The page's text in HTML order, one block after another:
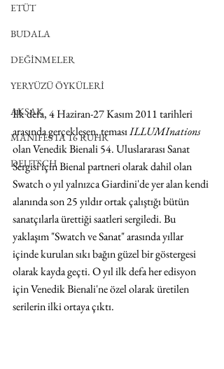
ETÜT
BUDALA
DEĞİNMELER
YERYÜZÜ ÖYKÜLERİ
AKSAK
MANIFESTA 16 RUHR
DEUTSCH
İlk defa, 4 Haziran-27 Kasım 2011 tarihleri
arasında gerçekleşen, teması ILLUMInations
olan Venedik Bienali 54. Uluslararası Sanat
Sergisi için Bienal partneri olarak dahil olan
Swatch o yıl yalnızca Giardini'de yer alan kendi
alanında son 25 yıldır ortak çalıştığı bütün
sanatçılarla ürettiği saatleri sergiledi. Bu
yaklaşım "Swatch ve Sanat" arasında yıllar
içinde kurulan sıkı bağın güzel bir göstergesi
olarak kayda geçti. O yıl ilk defa her edisyon
için Venedik Bienali'ne özel olarak üretilen
serilerin ilki ortaya çıktı.